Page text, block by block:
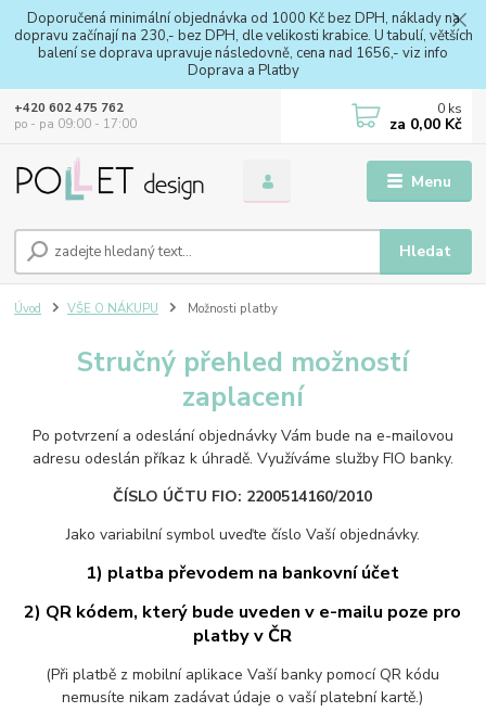
Doporučená minimální objednávka od 1000 Kč bez DPH, náklady na
dopravu začínají na 230,- bez DPH, dle velikosti krabice. U tabulí, větších
balení se doprava upravuje následovně, cena nad 1656,- viz info
Doprava a Platby
Menu
Hledat
+420 602 475 762
po - pa 09:00 - 17:00
0 ks
za 0,00 Kč
Úvod VŠE O NÁKUPU Možnosti platby
Stručný přehled možností
zaplacení
Po potvrzení a odeslání objednávky Vám bude na e-mailovou
adresu odeslán příkaz k úhradě. Využíváme služby FIO banky.
ČÍSLO ÚČTU FIO: 2200514160/2010
Jako variabilní symbol uveďte číslo Vaší objednávky.
1) platba převodem na bankovní účet
2) QR kódem, který bude uveden v e-mailu poze pro
platby v ČR
(Při platbě z mobilní aplikace Vaší banky pomocí QR kódu
nemusíte nikam zadávat údaje o vaší platební kartě.)